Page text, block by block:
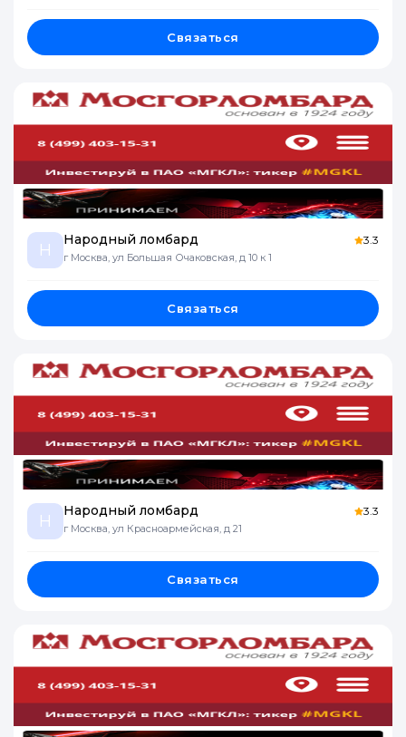
Связаться
Н
Народный ломбард
г Москва, ул Большая Очаковская, д 10 к 1
3.3
Связаться
Н
Народный ломбард
г Москва, ул Красноармейская, д 21
3.3
Связаться